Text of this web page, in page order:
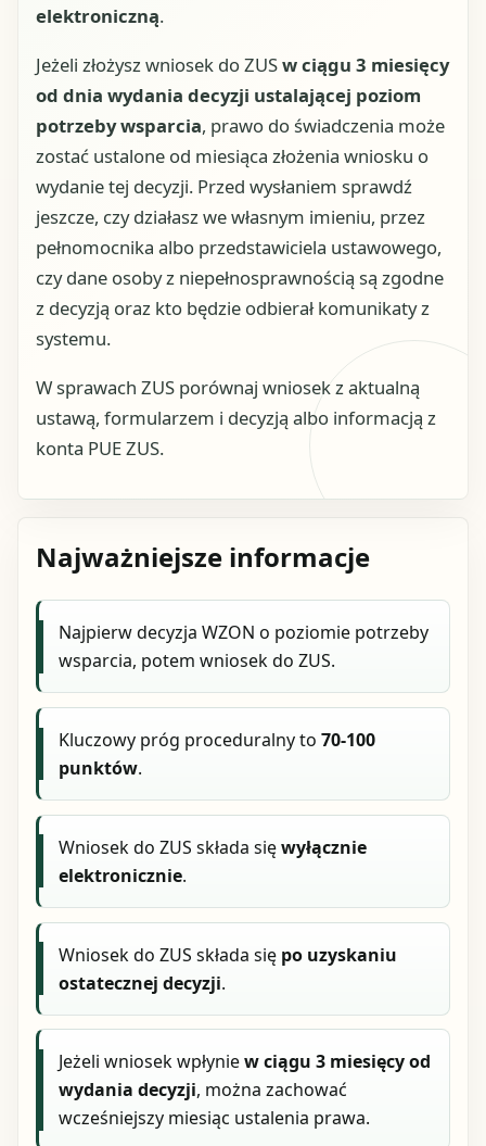
elektroniczną.
Jeżeli złożysz wniosek do ZUSw ciągu 3 miesięcy
od dnia wydania decyzji ustalającej poziom
potrzeby wsparcia, prawo do świadczenia może
zostać ustalone od miesiąca złożenia wniosku o
wydanie tej decyzji. Przed wysłaniem sprawdź
jeszcze, czy działasz we własnym imieniu, przez
pełnomocnika albo przedstawiciela ustawowego,
czy dane osoby z niepełnosprawnością są zgodne
z decyzją oraz kto będzie odbierał komunikaty z
systemu.
W sprawach ZUS porównaj wniosek z aktualną
ustawą, formularzem i decyzją albo informacją z
konta PUE ZUS.
Najważniejsze informacje
Najpierw decyzja WZON o poziomie potrzeby
wsparcia, potem wniosek do ZUS.
Kluczowy próg proceduralny to70-100
punktów.
Wniosek do ZUS składa sięwyłącznie
elektronicznie.
Wniosek do ZUS składa się po uzyskaniu
ostatecznej decyzji.
Jeżeli wniosek wpłyniew ciągu 3 miesięcy od
wydania decyzji, można zachować
wcześniejszy miesiąc ustalenia prawa.